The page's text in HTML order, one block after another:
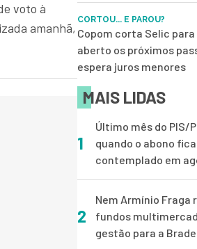
voto à
amanhã,
CORTOU... E PAROU?
Copom corta Selic para
aberto os próximos
espera juros menores
MAIS LIDAS
1
Último mês do PIS/
quando o abono
contemplado em
2
Nem Armínio Fraga
fundos
gestão para a